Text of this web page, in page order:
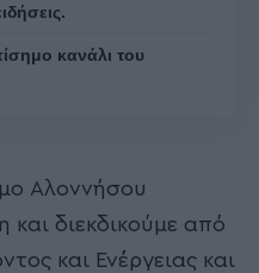
κανάλι του
Αλοννήσου
διεκδικούμε από
και Ενέργειας και